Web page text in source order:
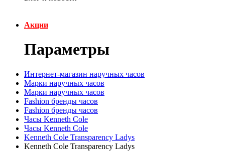
Акции
Параметры
Интернет-магазин наручных часов
Марки наручных часов
Марки наручных часов
Fashion бренды часов
Fashion бренды часов
Часы Kenneth Cole
Часы Kenneth Cole
Kenneth Cole Transparency Ladys
Kenneth Cole Transparency Ladys